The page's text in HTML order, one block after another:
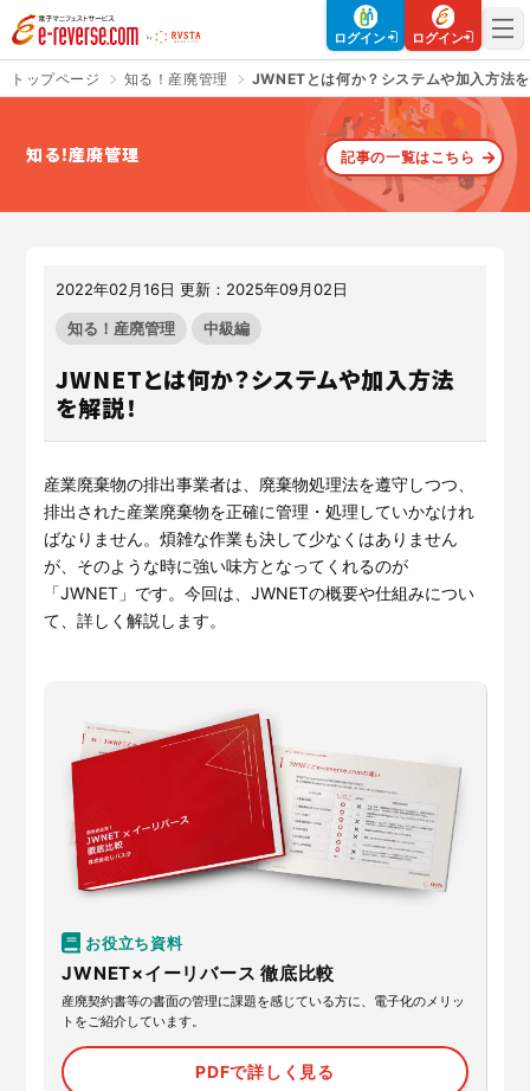
電子マニフェストサービス | e-reverse.com（イーリバースドットコ
ログイン ログイン
さよなら、紙マニフェスト
サービスサイトを見る
建設現場をICTでスマートに
サービスサイトを見る
入退場も、調整会議も、もっと
テムを提供するサービスです。
サービスサイトを見る
の算出・可視化が可能な新しい
クラウドサービスです。
サービスサイトを見る
現場に伝える。伝わる。
サービスサイトを見る
サービスサイトを見る
トップページ 知る！産廃管理 JWNETとは何か？システムや加入方法
知る！産廃管理 記事の一覧はこちら
2022年02月16日 更新：2025年09月02日
知る！産廃管理 中級編
JWNETとは何か？システムや加入方法
を解説！
産業廃棄物の排出事業者は、廃棄物処理法を遵守しつつ、
排出された産業廃棄物を正確に管理・処理していかなけれ
ばなりません。煩雑な作業も決して少なくはありません
が、そのような時に強い味方となってくれるのが
「JWNET」です。今回は、JWNETの概要や仕組みについ
て、詳しく解説します。
お役立ち資料
JWNET×イーリバース 徹底比較
産廃契約書等の書面の管理に課題を感じている方に、電子化のメリッ
トをご紹介しています。
PDFで詳しく見る